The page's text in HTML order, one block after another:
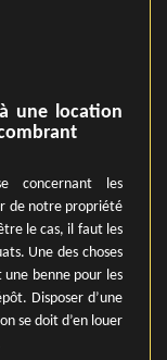
une location
concernant les
de notre propriété
le cas, il faut les
Une des choses
une benne pour les
Disposer d’une
se doit d’en louer